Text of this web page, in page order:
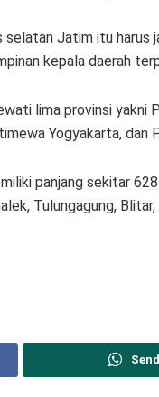
selatan Jatim itu
kepala daerah
lima provinsi yakni
Yogyakarta, dan
panjang sekitar
Tulungagung,
Send